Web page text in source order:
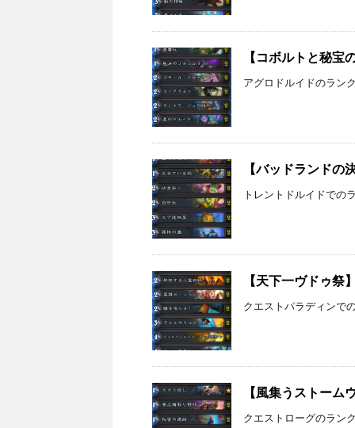
【コボルトと秘宝
アグロドルイドのラン
【バッドランドの
トレントドルイドでの
【天下一ヴドゥ祭
クエストパラディンで
【風集うストーム
クエストローグのラン